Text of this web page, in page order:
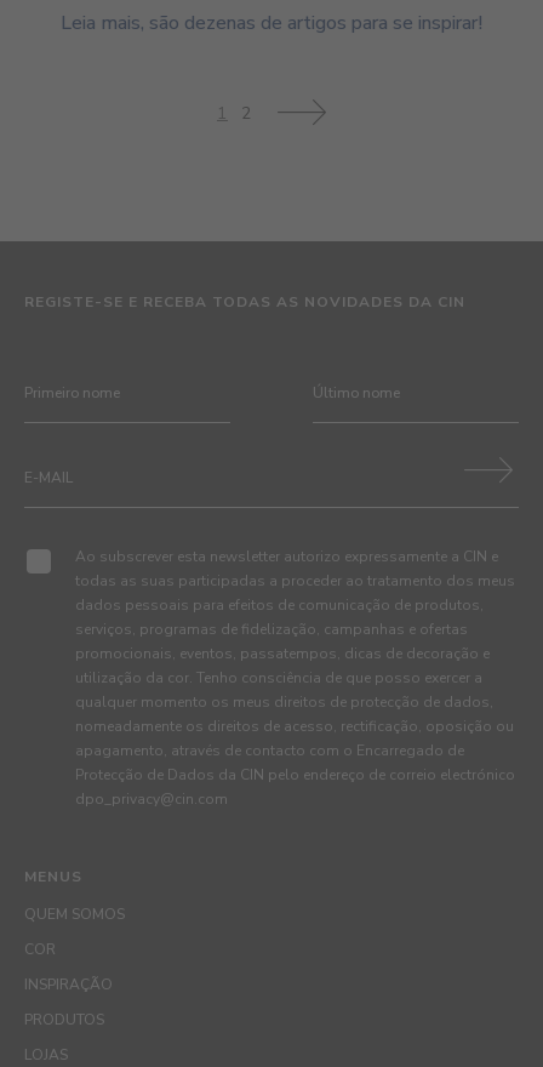
Leia mais, são dezenas de artigos para se inspirar!
1
2
MENUS
QUEM SOMOS
COR
INSPIRAÇÃO
PRODUTOS
LOJAS
REGISTE-SE E RECEBA TODAS AS NOVIDADES DA CIN
Ao subscrever esta newsletter autorizo expressamente a CIN e
todas as suas participadas a proceder ao tratamento dos meus
dados pessoais para efeitos de comunicação de produtos,
serviços, programas de fidelização, campanhas e ofertas
promocionais, eventos, passatempos, dicas de decoração e
utilização da cor. Tenho consciência de que posso exercer a
qualquer momento os meus direitos de protecção de dados,
nomeadamente os direitos de acesso, rectificação, oposição ou
apagamento, através de contacto com o Encarregado de
Protecção de Dados da CIN pelo endereço de correio electrónico
dpo_privacy@cin.com